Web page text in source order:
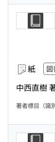
紙 図
中西直樹
著者標目（識